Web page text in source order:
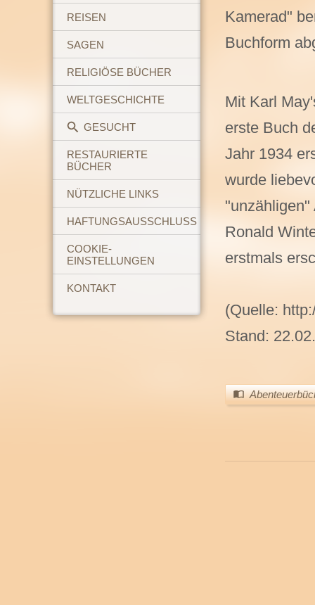
REISEN
SAGEN
RELIGIÖSE BÜCHER
WELTGESCHICHTE
GESUCHT
RESTAURIERTE
BÜCHER
NÜTZLICHE LINKS
HAFTUNGSAUSSCHLUSS
COOKIE-
EINSTELLUNGEN
KONTAKT
Kamerad"
Buchform
Mit Karl
erste Buch
Jahr 1934
wurde
Ronald
erstmals
(Quelle:
Stand: